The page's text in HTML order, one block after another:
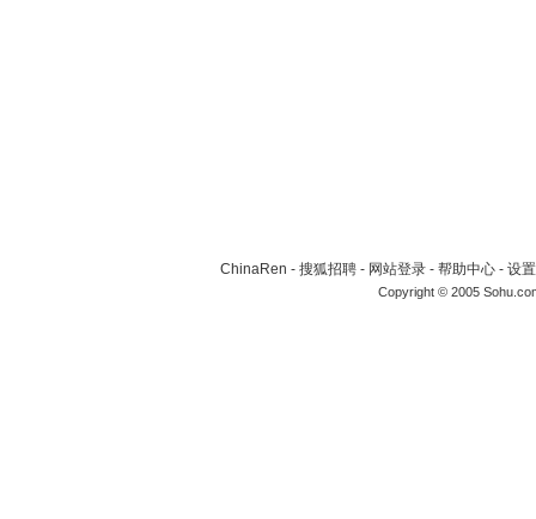
ChinaRen - 搜狐招聘 - 网站登录 - 帮助中心 - 设
Copyright © 2005